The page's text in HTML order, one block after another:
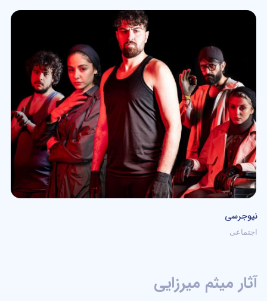
نیوجرسی
اجتماعی
آثار میثم میرزایی